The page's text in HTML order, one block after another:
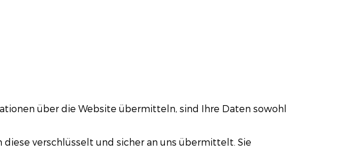
über die Website übermitteln, sind Ihre Daten sowohl
verschlüsselt und sicher an uns übermittelt. Sie